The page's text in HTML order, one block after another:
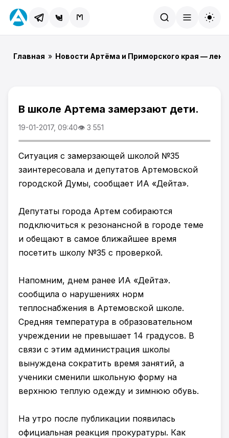
Главная » Новости Артёма и Приморского края —
В школе Артема замерзают дети.
19-01-2017, 09:40👁 3 551
Ситуация с замерзающей школой №35
заинтересовала и депутатов Артемовской
городской Думы, сообщает ИА «Дейта».
Депутаты города Артем собираются
подключиться к резонансной в городе теме
и обещают в самое ближайшее время
посетить школу №35 с проверкой.
Напомним, днем ранее ИА «Дейта».
сообщила о нарушениях норм
теплоснабжения в Артемовской школе.
Средняя температура в образовательном
учреждении не превышает 14 градусов. В
связи с этим администрация школы
вынуждена сократить время занятий, а
ученики сменили школьную форму на
верхнюю теплую одежду и зимнюю обувь.
На утро после публикации появилась
официальная реакция прокуратуры. Как